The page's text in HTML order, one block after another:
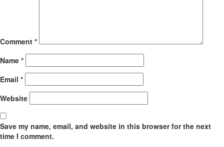
Comment *
Name *
Email *
Website
Save my name, email, and website in this browser for the next
time I comment.